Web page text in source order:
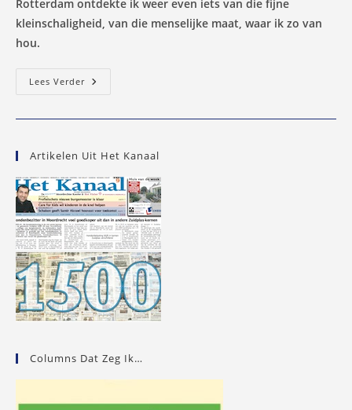
Rotterdam ontdekte ik weer even iets van die fijne
kleinschaligheid, van die menselijke maat, waar ik zo van
hou.
Lees VerderRabobank
Artikelen Uit Het Kanaal
Columns Dat Zeg Ik…